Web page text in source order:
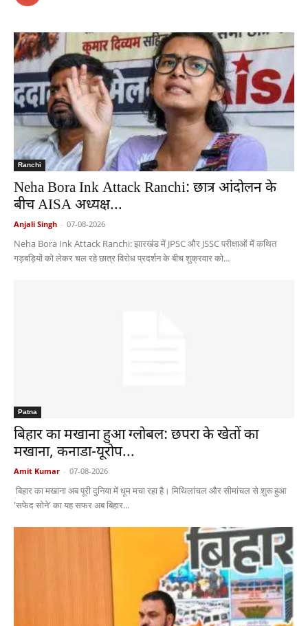
Ranchi
Neha Bora Ink Attack Ranchi: छात्र आंदोलन के
बीच AISA अध्यक्ष...
Anjali Singh - 07-08-2026
Neha Bora Ink Attack Ranchi: झारखंड में JPSC और JSSC परीक्षाओं में कथित
गड़बड़ियों को लेकर चल रहे छात्र विरोध प्रदर्शन के बीच शुक्रवार को...
Patna
बिहार का मखाना हुआ ग्लोबल: छपरा के खेतों का
मखाना, कनाडा-यूरोप...
Amit Kumar - 07-08-2026
बिहार का मखाना अब पूरी दुनिया में धूम मचा रहा है। मिथिलांचल और सीमांचल से शुरू हुआ
'सफेद सोने' का यह सफर अब बिहार...